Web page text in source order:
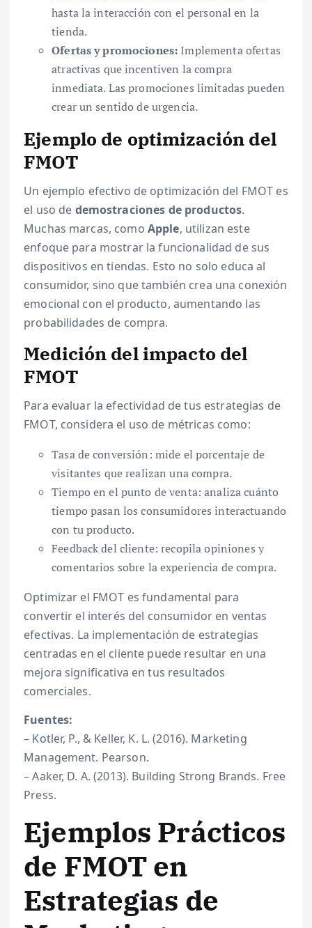
hasta la interacción con el personal en la
tienda.
Ofertas y promociones: Implementa ofertas
atractivas que incentiven la compra
inmediata. Las promociones limitadas pueden
crear un sentido de urgencia.
Ejemplo de optimización del
FMOT
Un ejemplo efectivo de optimización del FMOT es
el uso de demostraciones de productos.
Muchas marcas, como Apple, utilizan este
enfoque para mostrar la funcionalidad de sus
dispositivos en tiendas. Esto no solo educa al
consumidor, sino que también crea una conexión
emocional con el producto, aumentando las
probabilidades de compra.
Medición del impacto del
FMOT
Para evaluar la efectividad de tus estrategias de
FMOT, considera el uso de métricas como:
Tasa de conversión: mide el porcentaje de
visitantes que realizan una compra.
Tiempo en el punto de venta: analiza cuánto
tiempo pasan los consumidores interactuando
con tu producto.
Feedback del cliente: recopila opiniones y
comentarios sobre la experiencia de compra.
Optimizar el FMOT es fundamental para
convertir el interés del consumidor en ventas
efectivas. La implementación de estrategias
centradas en el cliente puede resultar en una
mejora significativa en tus resultados
comerciales.
Fuentes:
– Kotler, P., & Keller, K. L. (2016). Marketing
Management. Pearson.
– Aaker, D. A. (2013). Building Strong Brands. Free
Press.
Ejemplos Prácticos
de FMOT en
Estrategias de